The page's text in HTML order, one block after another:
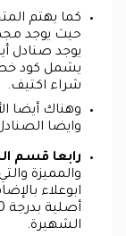
كما يهتم
حيث يوجد
يوجد صنادل
يشمل كود
شراء اكتيف.
وهناك أيضا
وايضا
رابعا قسم
والمميزة
ابوعلاء
الشهيرة.